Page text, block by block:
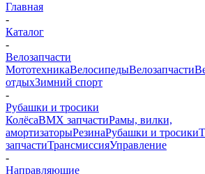
Главная
-
Каталог
-
Велозапчасти
МототехникаВелосипедыВелозапчасти
отдыхЗимний спорт
-
Рубашки и тросики
КолёсаBMX запчастиРамы, вилки,
амортизаторыРезинаРубашки и тросики
запчастиТрансмиссияУправление
-
Направляющие